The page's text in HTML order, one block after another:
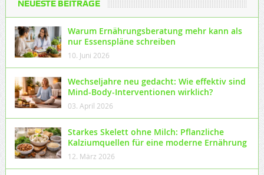
NEUESTE BEITRÄGE
Warum Ernährungsberatung mehr kann als
nur Essenspläne schreiben
10. Juni 2026
Wechseljahre neu gedacht: Wie effektiv sind
Mind-Body-Interventionen wirklich?
03. April 2026
Starkes Skelett ohne Milch: Pflanzliche
Kalziumquellen für eine moderne Ernährung
12. März 2026